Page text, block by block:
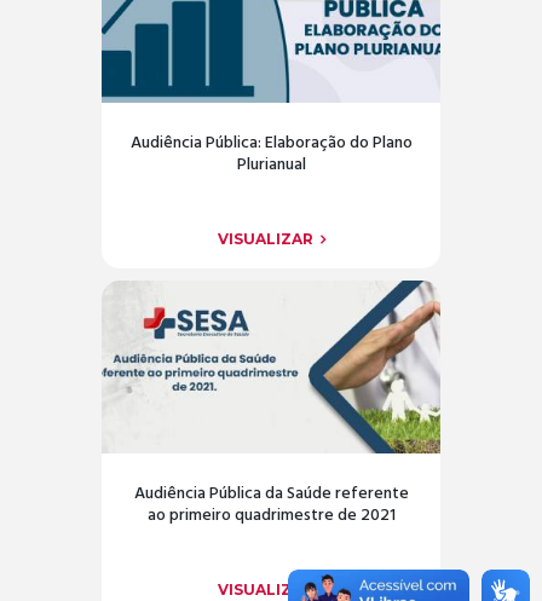
Audiência Pública: Elaboração do Plano
Plurianual
VISUALIZAR
Audiência Pública da Saúde referente
ao primeiro quadrimestre de 2021
VISUALIZAR